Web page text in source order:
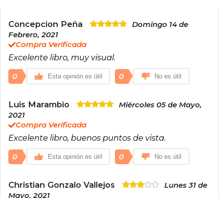
Concepcion Peña
Domingo 14 de
Febrero, 2021
Compra Verificada
Excelente libro, muy visual.
0 Esta opinión es útil 0 No es útil
Luis Marambio
Miércoles 05 de Mayo,
2021
Compra Verificada
Excelente libro, buenos puntos de vista.
0 Esta opinión es útil 0 No es útil
Christian Gonzalo Vallejos
Lunes 31 de
Mayo, 2021